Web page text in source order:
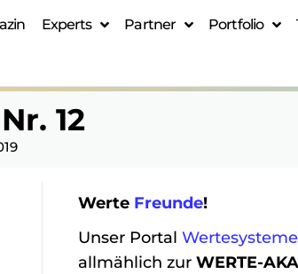
Experts Partner Portfolio
12
Werte Freunde!
Unser Portal Wertesysteme
allmählich zur WERTE-